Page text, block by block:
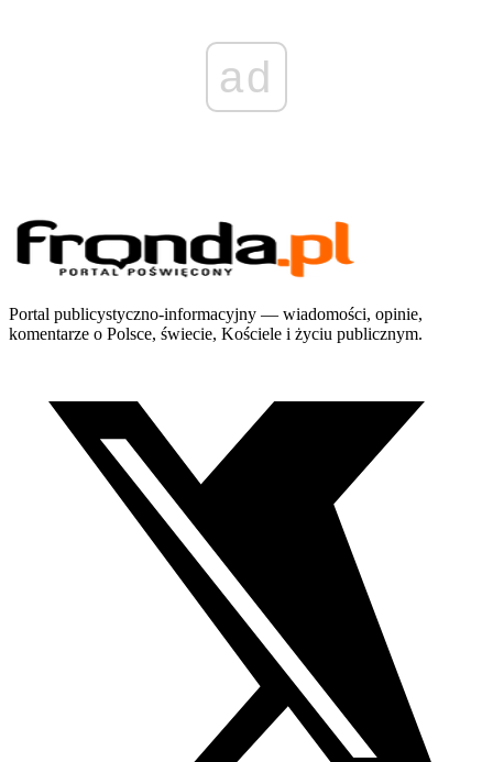
ad
Portal publicystyczno-informacyjny — wiadomości, opinie,
komentarze o Polsce, świecie, Kościele i życiu publicznym.